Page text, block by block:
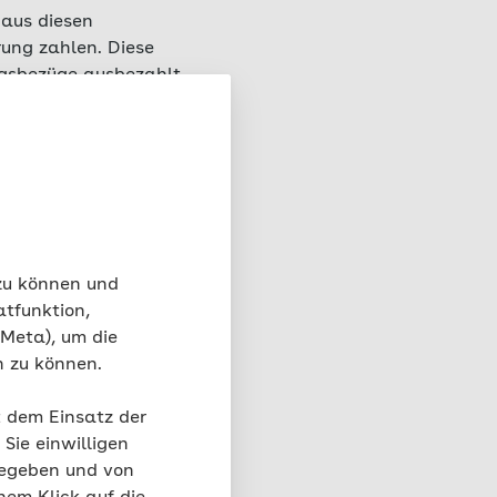
können und
um die
zu können.
Einsatz der
einwilligen
und von
diesen
zahlen. Diese
ausbezahlt
(zum
bei